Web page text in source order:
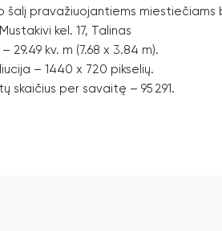
pravažiuojantiems miestiečiams
kel. 17, Talinas
29.49 kv. m (7.68 x 3.84 m).
– 1440 x 720 pikselių.
skaičius per savaitę – 95 291.